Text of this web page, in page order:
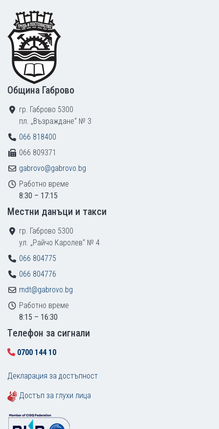
Footer
Община Габрово
гр. Габрово 5300
пл. „Възраждане“ № 3
066 818400
066 809371
gabrovo@gabrovo.bg
Работно време
8:30 – 17:15
Местни данъци и такси
гр. Габрово 5300
ул. „Райчо Каролев“ № 4
066 804775
066 804776
mdt@gabrovo.bg
Работно време
8:15 – 16:30
Tелефон за сигнали
0700 144 10
Декларация за достъпност
Достъп за глухи лица